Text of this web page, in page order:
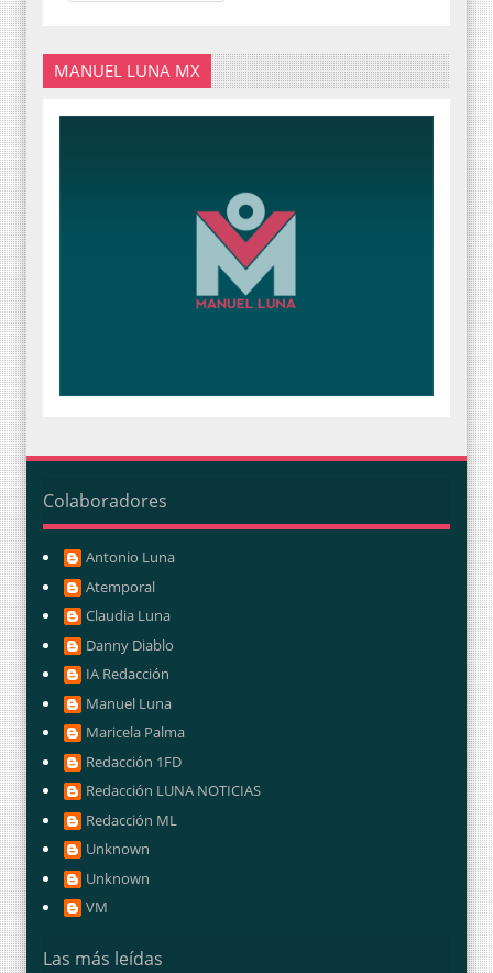
MANUEL LUNA MX
Colaboradores
Antonio Luna
Atemporal
Claudia Luna
Danny Diablo
IA Redacción
Manuel Luna
Maricela Palma
Redacción 1FD
Redacción LUNA NOTICIAS
Redacción ML
Unknown
Unknown
VM
Las más leídas